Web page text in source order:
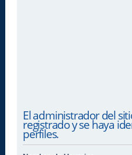
El administrador del
registrado y se haya
perfiles.